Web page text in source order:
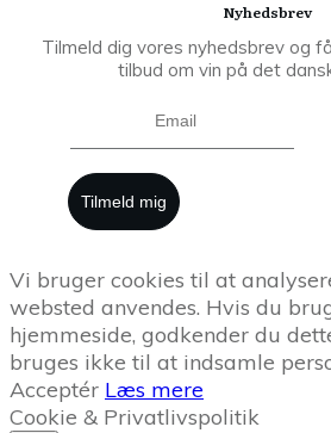
Nyhedsbrev
Tilmeld dig vores nyhedsbrev og
tilbud om vin på det
Tilmeld mig
Vi bruger cookies til at
websted anvendes. Hvis du
hjemmeside, godkender du
bruges ikke til at indsamle
Acceptér Læs mere
Cookie & Privatlivspolitik